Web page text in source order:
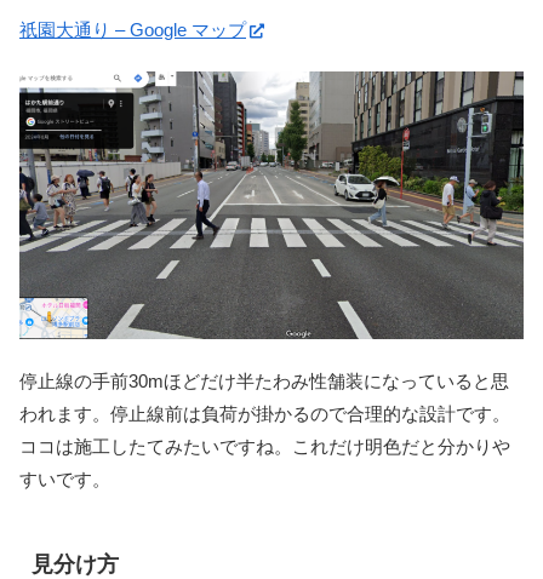
祇園大通り – Google マップ
停止線の手前30mほどだけ半たわみ性舗装になっていると思
われます。停止線前は負荷が掛かるので合理的な設計です。
ココは施工したてみたいですね。これだけ明色だと分かりや
すいです。
見分け方